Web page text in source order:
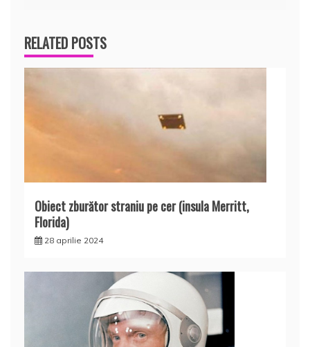
RELATED POSTS
Obiect zburător straniu pe cer (insula Merritt,
Florida)
28 aprilie 2024